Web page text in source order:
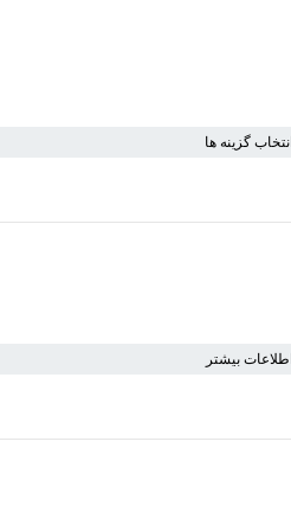
انتخاب گزینه ها
اطلاعات بیشتر